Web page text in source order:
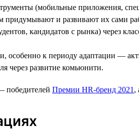
(мобильные приложения,
придумывают и развивают их сами
кандидатов с рынка) через
особенно к периоду адаптации —
через развитие комьюнити.
победителей Премии HR-бренд 2021 ,